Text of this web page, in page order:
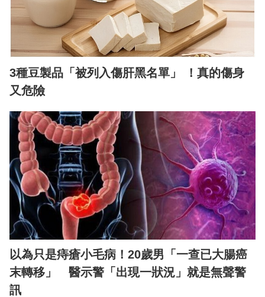
3種豆製品「被列入傷肝黑名單」 ！真的傷身
又危險
以為只是痔瘡小毛病！20歲男「一查已大腸癌
末轉移」 醫示警「出現一狀況」就是無聲警
訊